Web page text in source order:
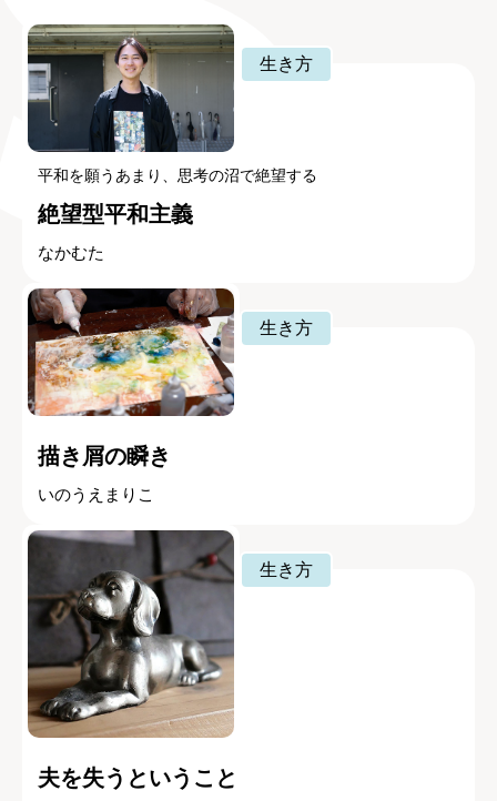
生き方
平和を願うあまり、思考の沼で絶望する
絶望型平和主義
なかむた
生き方
描き屑の瞬き
いのうえまりこ
生き方
夫を失うということ